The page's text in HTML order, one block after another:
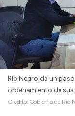
Río Negro da un
ordenamiento de sus
Crédito: Gobierno de Río